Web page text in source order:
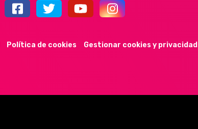
Política de cookies Gestionar cookies y privacidad